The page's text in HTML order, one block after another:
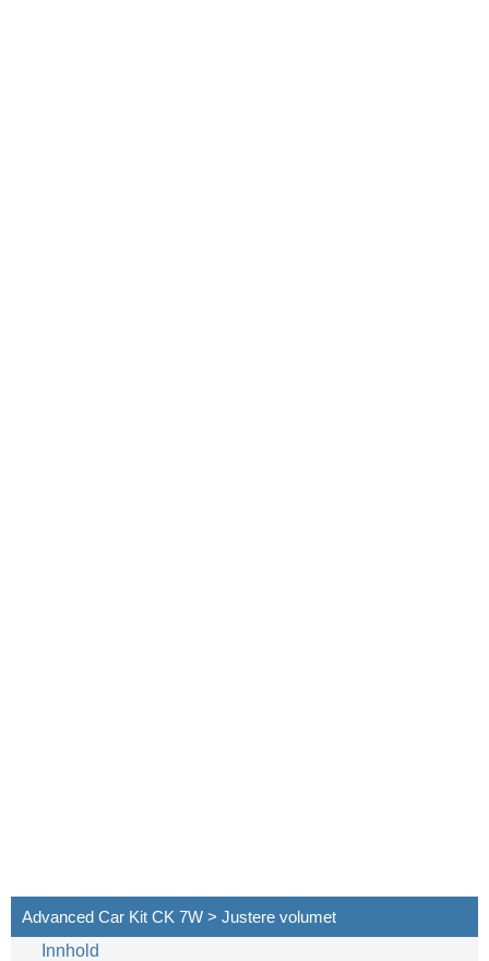
Advanced Car Kit CK 7W > Justere volumet
Innhold